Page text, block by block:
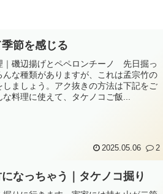
節を感じる
｜磯辺揚げとペペロンチーノ 先日掘っ
な種類がありますが、これは孟宗竹の
ましょう。アク抜きの方法は下記をご
料理に使えて、タケノコご飯...
2025.05.06 2
なっちゃう｜タケノコ掘り